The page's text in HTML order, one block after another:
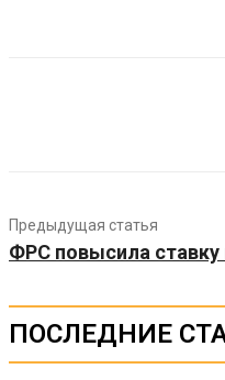
Предыдущая статья
ФРС повысила ставку
ПОСЛЕДНИЕ